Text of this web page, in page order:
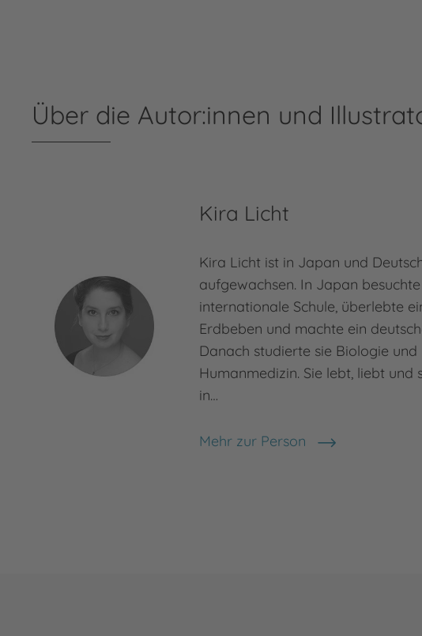
Über die Autor:innen und
Kira Licht
Kira Licht ist in Japan und
aufgewachsen. In Japan
internationale Schule, überlebte
Erdbeben und machte ein
Danach studierte sie Biologie und
Humanmedizin. Sie lebt, liebt und
in…
Mehr zur Person
Kira Licht